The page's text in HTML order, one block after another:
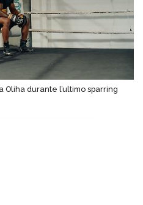
durante l’ultimo sparring